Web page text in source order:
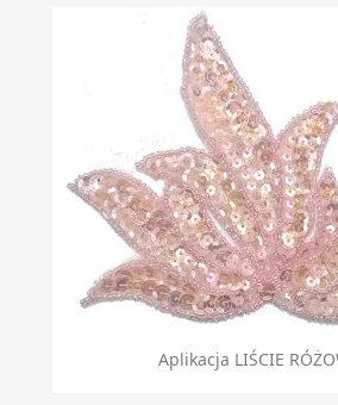
Aplikacja LIŚCIE